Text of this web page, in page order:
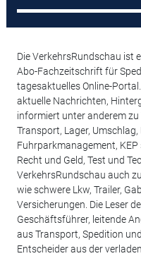
Die VerkehrsRundschau ist
Abo-Fachzeitschrift für
tagesaktuelles Online-
aktuelle Nachrichten,
informiert unter anderem
Transport, Lager,
Fuhrparkmanagement,
Recht und Geld, Test und
VerkehrsRundschau auch
wie schwere Lkw, Trailer,
Versicherungen. Die Leser
Geschäftsführer, leitende
aus Transport, Spedition
Entscheider aus der